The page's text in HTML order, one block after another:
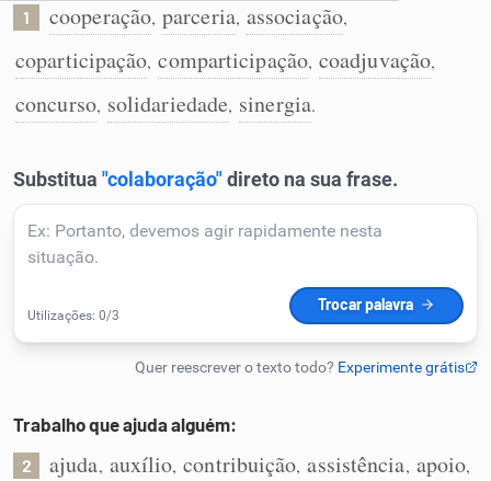
Resumir Texto
Corrigir Texto
Humanizador de IA
Cata-letras
Caça-palavras
1 cooperação, parceria, associação,
coparticipação, comparticipação, coadjuvação,
concurso, solidariedade, sinergia.
Trabalho que ajuda alguém:
2 ajuda, auxílio, contribuição, assistência, apoio,